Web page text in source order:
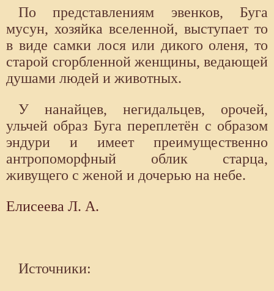
По представлениям эвенков, Буга
мусун, хозяйка вселенной, выступает то
в виде самки лося или дикого оленя, то
старой сгорбленной женщины, ведающей
душами людей и животных.
У нанайцев, негидальцев, орочей,
ульчей образ Буга переплетён с образом
эндури и имеет преимущественно
антропоморфный облик старца,
живущего с женой и дочерью на небе.
Елисеева Л. А.
Источники: